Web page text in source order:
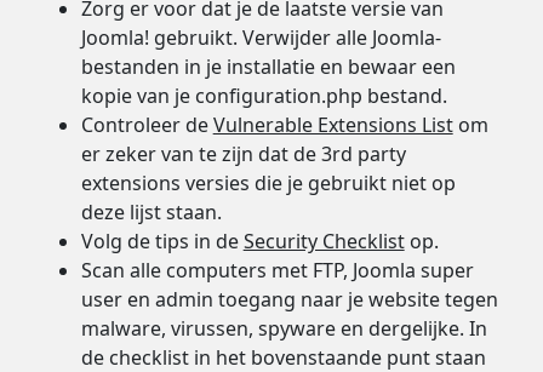
Zorg er voor dat je de laatste versie van
Joomla! gebruikt. Verwijder alle Joomla-
bestanden in je installatie en bewaar een
kopie van je configuration.php bestand.
Controleer deVulnerable Extensions Listom
er zeker van te zijn dat de 3rd party
extensions versies die je gebruikt niet op
deze lijst staan.
Volg de tips in deSecurity Checklistop.
Scan alle computers met FTP, Joomla super
user en admin toegang naar je website tegen
malware, virussen, spyware en dergelijke. In
de checklist in het bovenstaande punt staan